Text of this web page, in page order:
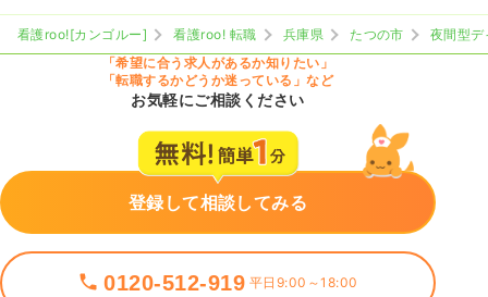
看護roo![カンゴルー] 看護roo! 転職 兵庫県 たつの市
夜間型
「希望に合う求人があるか知りたい」
「転職するかどうか迷っている」など
お気軽にご相談ください
登録して相談してみる
0120-512-919 平日9:00～18:00